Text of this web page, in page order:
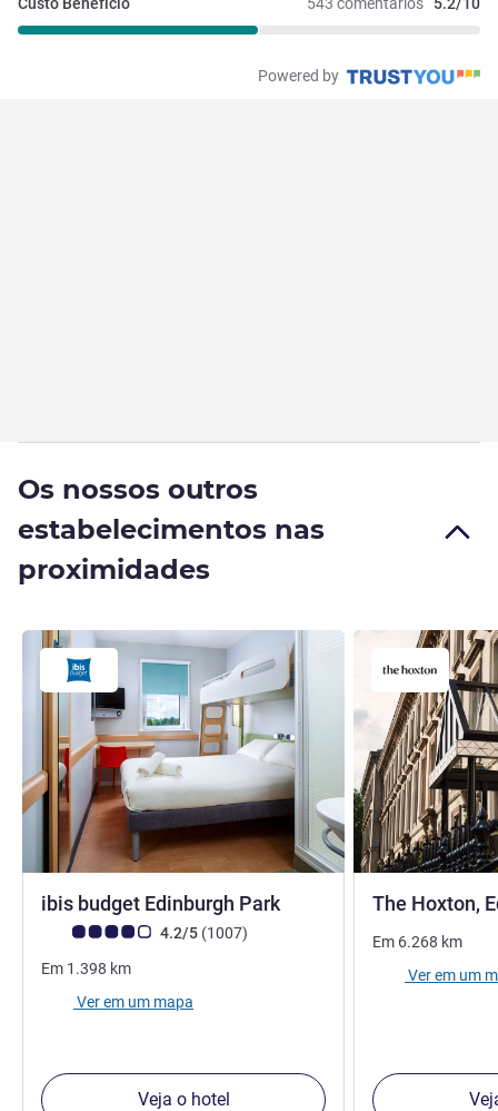
Powered by
Os nossos outros
estabelecimentos nas
proximidades
ibis budget Edinburgh Park
Nota clientes Avis (Classificação ALL)
4.2/5 (1007comentários
)
Em 1.398 km
Ver em um mapa
Veja o hotel
The Hoxton,
Em 6.268 km
Ver em um